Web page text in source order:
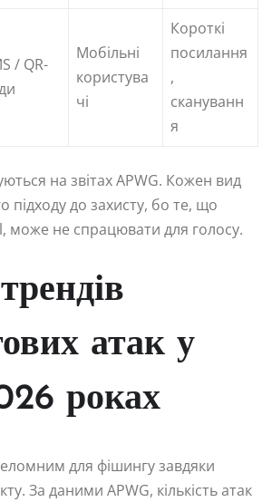
/ QR-
Мобільні
користува
чі
Короткі
посилання
,
скануванн
я
на звітах APWG. Кожен вид
підходу до захисту, бо те, що
може не спрацювати для голосу.
атак у
роках
для фішингу завдяки
За даними APWG, кількість атак